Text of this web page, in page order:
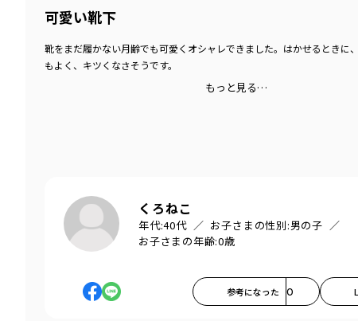
可愛い靴下
靴をまだ履かない月齢でも可愛くオシャレできました。はかせるときに
もよく、キツくなさそうです。
もっと見る…
くろねこ
年代:40代 お子さまの性別:男の子
お子さまの年齢:0歳
参考になった 0